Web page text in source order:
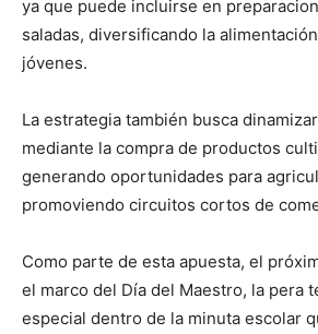
ya que puede incluirse en
saladas, diversificando la
jóvenes.
La estrategia también busca
mediante la compra de productos
generando oportunidades para
promoviendo circuitos cortos de
Como parte de esta apuesta, el
el marco del Día del Maestro, la pera
especial dentro de la minuta escolar